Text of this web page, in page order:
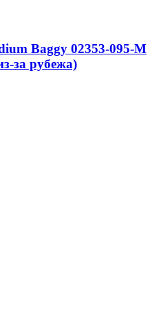
Baggy 02353-095-M
за рубежа)